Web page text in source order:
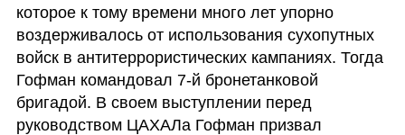
которое к тому времени много лет упорно
воздерживалось от использования сухопутных
войск в антитеррористических кампаниях. Тогда
Гофман командовал 7-й бронетанковой
бригадой. В своем выступлении перед
руководством ЦАХАЛа Гофман призвал